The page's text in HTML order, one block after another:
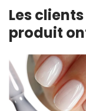
Les
produit